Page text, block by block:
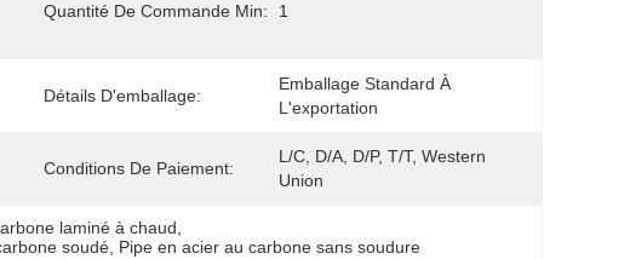
Quantité De Commande Min: 1
Détails D'emballage:
Emballage Standard À
L'exportation
Conditions De Paiement:
L/C, D/A, D/P, T/T, Western
Union
laminé à chaud
soudé Pipe en acier au carbone sans soudure